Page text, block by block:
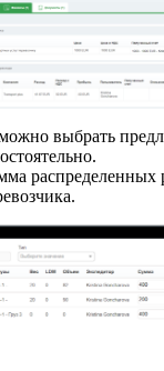
выбрать
распределенных